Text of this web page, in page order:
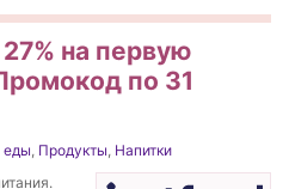
на первую
по 31
еды, Продукты, Напитки